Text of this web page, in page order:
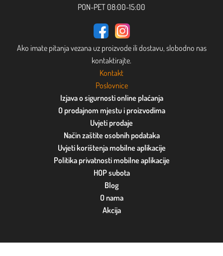
PON-PET 08:00-15:00
Ako imate pitanja vezana uz proizvode ili dostavu, slobodno nas
kontaktirajte.
Kontakt
Poslovnice
Izjava o sigurnosti online plaćanja
O prodajnom mjestu i proizvodima
Uvjeti prodaje
Način zaštite osobnih podataka
Uvjeti korištenja mobilne aplikacije
Politika privatnosti mobilne aplikacije
HOP subota
Blog
O nama
Akcija